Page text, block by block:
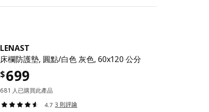
LENAST
床欄防護墊, 圓點/白色 灰色, 60x120 公分
$699
681 人已購買此產品
4.7 3 則評論